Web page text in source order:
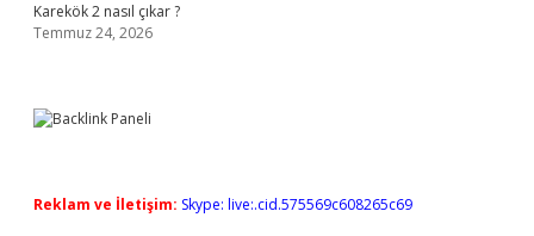
Karekök 2 nasıl çıkar ?
Temmuz 24, 2026
Reklam ve İletişim: Skype: live:.cid.575569c608265c69